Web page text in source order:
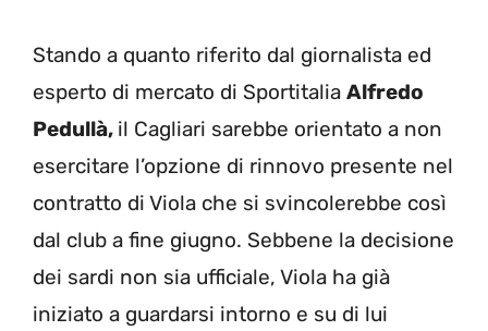
Stando a quanto riferito dal giornalista ed
esperto di mercato di Sportitalia Alfredo
Pedullà, il Cagliari sarebbe orientato a non
esercitare l’opzione di rinnovo presente nel
contratto di Viola che si svincolerebbe così
dal club a fine giugno. Sebbene la decisione
dei sardi non sia ufficiale, Viola ha già
iniziato a guardarsi intorno e su di lui